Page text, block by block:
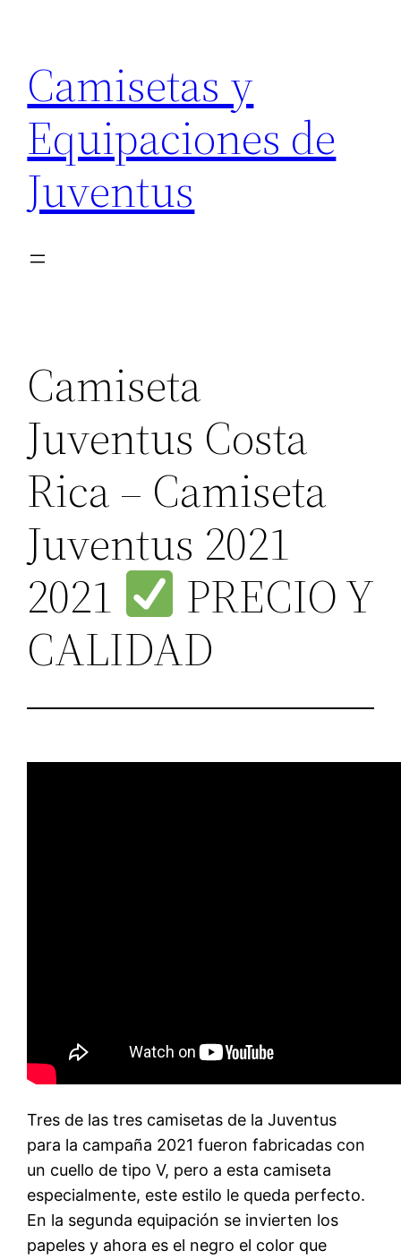
contenido
Camisetas y
Equipaciones de
Juventus
Camiseta
Juventus Costa
Rica – Camiseta
Juventus 2021
2021
PRECIO Y
CALIDAD
Tres de las tres camisetas de la Juventus
para la campaña 2021 fueron fabricadas con
un cuello de tipo V, pero a esta camiseta
especialmente, este estilo le queda perfecto.
En la segunda equipación se invierten los
papeles y ahora es el negro el color que